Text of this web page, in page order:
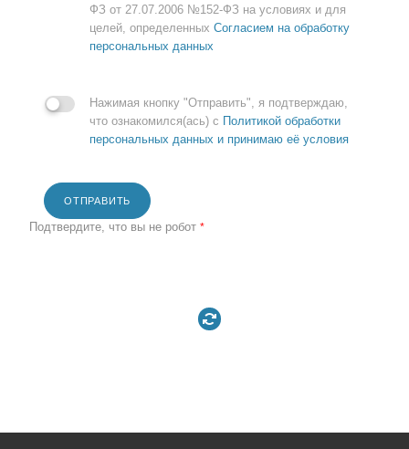
ФЗ от 27.07.2006 №152-ФЗ на условиях и для
целей, определенных Согласием на обработку
персональных данных
Нажимая кнопку "Отправить", я подтверждаю,
что ознакомился(ась) с Политикой обработки
персональных данных и принимаю её условия
ОТПРАВИТЬ
Подтвердите, что вы не робот *